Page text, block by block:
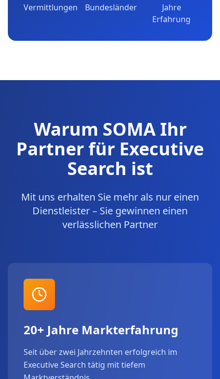
Vermittlungen Bundesländer
Jahre
Erfahrung
Warum SOMA Ihr
Partner für Executive
Search ist
Mit uns erhalten Sie mehr als nur einen
Dienstleister – Sie gewinnen einen
verlässlichen Partner
20+ Jahre Markterfahrung
Seit über zwei Jahrzehnten erfolgreich im
Executive Search tätig mit tiefem